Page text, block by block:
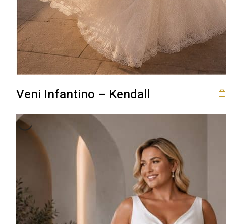
Veni Infantino – Kendall